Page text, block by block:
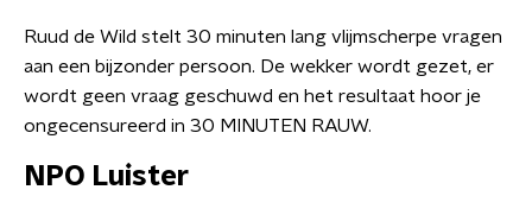
Ruud de Wild stelt 30 minuten lang vlijmscherpe vragen
aan een bijzonder persoon. De wekker wordt gezet, er
wordt geen vraag geschuwd en het resultaat hoor je
ongecensureerd in 30 MINUTEN RAUW.
NPO Luister